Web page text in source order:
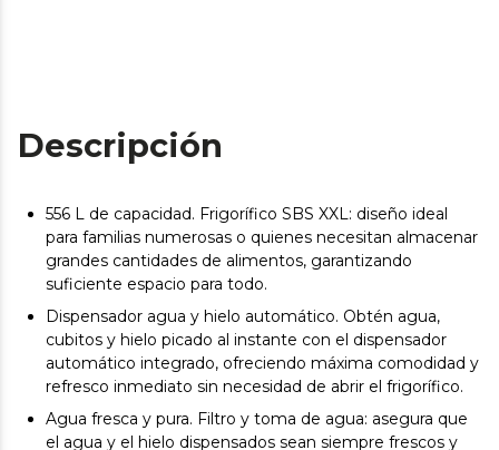
Descripción
556 L de capacidad. Frigorífico SBS XXL: diseño ideal
para familias numerosas o quienes necesitan almacenar
grandes cantidades de alimentos, garantizando
suficiente espacio para todo.
Dispensador agua y hielo automático. Obtén agua,
cubitos y hielo picado al instante con el dispensador
automático integrado, ofreciendo máxima comodidad y
refresco inmediato sin necesidad de abrir el frigorífico.
Agua fresca y pura. Filtro y toma de agua: asegura que
el agua y el hielo dispensados sean siempre frescos y